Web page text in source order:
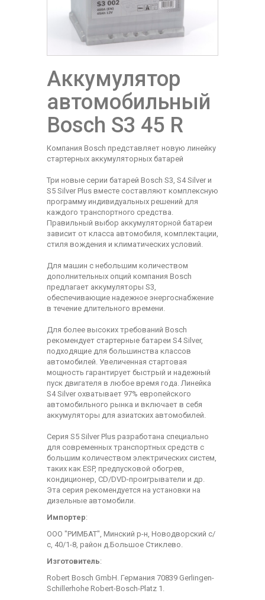
Аккумулятор
автомобильный
Bosch S3 45 R
Компания Bosch представляет новую линейку
стартерных аккумуляторных батарей
Три новые серии батарей Bosch S3, S4 Silver и
S5 Silver Plus вместе составляют комплексную
программу индивидуальных решений для
каждого транспортного средства.
Правильный выбор аккумуляторной батареи
зависит от класса автомобиля, комплектации,
стиля вождения и климатических условий.
Для машин с небольшим количеством
дополнительных опций компания Bosch
предлагает аккумуляторы S3,
обеспечивающие надежное энергоснабжение
в течение длительного времени.
Для более высоких требований Bosch
рекомендует стартерные батареи S4 Silver,
подходящие для большинства классов
автомобилей. Увеличенная стартовая
мощность гарантирует быстрый и надежный
пуск двигателя в любое время года. Линейка
S4 Silver охватывает 97% европейского
автомобильного рынка и включает в себя
аккумуляторы для азиатских автомобилей.
Серия S5 Silver Plus разработана специально
для современных транспортных средств с
большим количеством электрических систем,
таких как ESP, предпусковой обогрев,
кондиционер, CD/DVD-проигрыватели и др.
Эта серия рекомендуется на установки на
дизельные автомобили.
Импортер:
ООО "РИМБАТ", Минский р-н, Новодворский с/
с, 40/1-8, район д.Большое Стиклево.
Изготовитель:
Robert Bosch GmbH. Германия 70839 Gerlingen-
Schillerhohe Robert-Bosch-Platz 1.